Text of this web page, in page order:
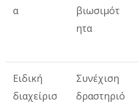
α
βιωσιμότ
ητα
Ειδική
διαχείρισ
Συνέχιση
δραστηριό